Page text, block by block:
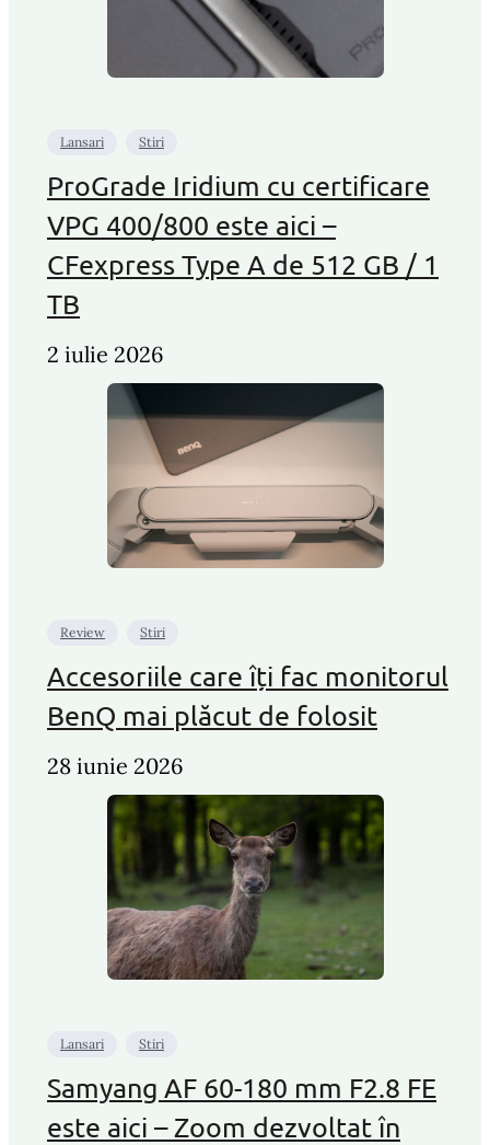
Lansari Stiri
ProGrade Iridium cu certificare
VPG 400/800 este aici –
CFexpress Type A de 512 GB / 1
TB
2 iulie 2026
Review Stiri
Accesoriile care îți fac monitorul
BenQ mai plăcut de folosit
28 iunie 2026
Lansari Stiri
Samyang AF 60-180 mm F2.8 FE
este aici – Zoom dezvoltat în